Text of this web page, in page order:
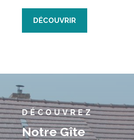
DÉCOUVRIR
DÉCOUVREZ
Notre Gîte